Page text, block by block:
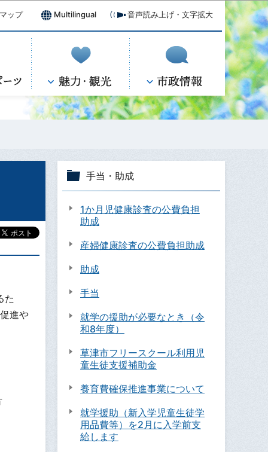
ップ Multilingual 音声読み上げ・文字拡大
た
進や
手当・助成
1か月児健康診査の公費負担
助成
産婦健康診査の公費負担助成
助成
手当
就学の援助が必要なとき（令
和8年度）
草津市フリースクール利用児
童生徒支援補助金
養育費確保推進事業について
就学援助（新入学児童生徒学
用品費等）を2月に入学前支
給します